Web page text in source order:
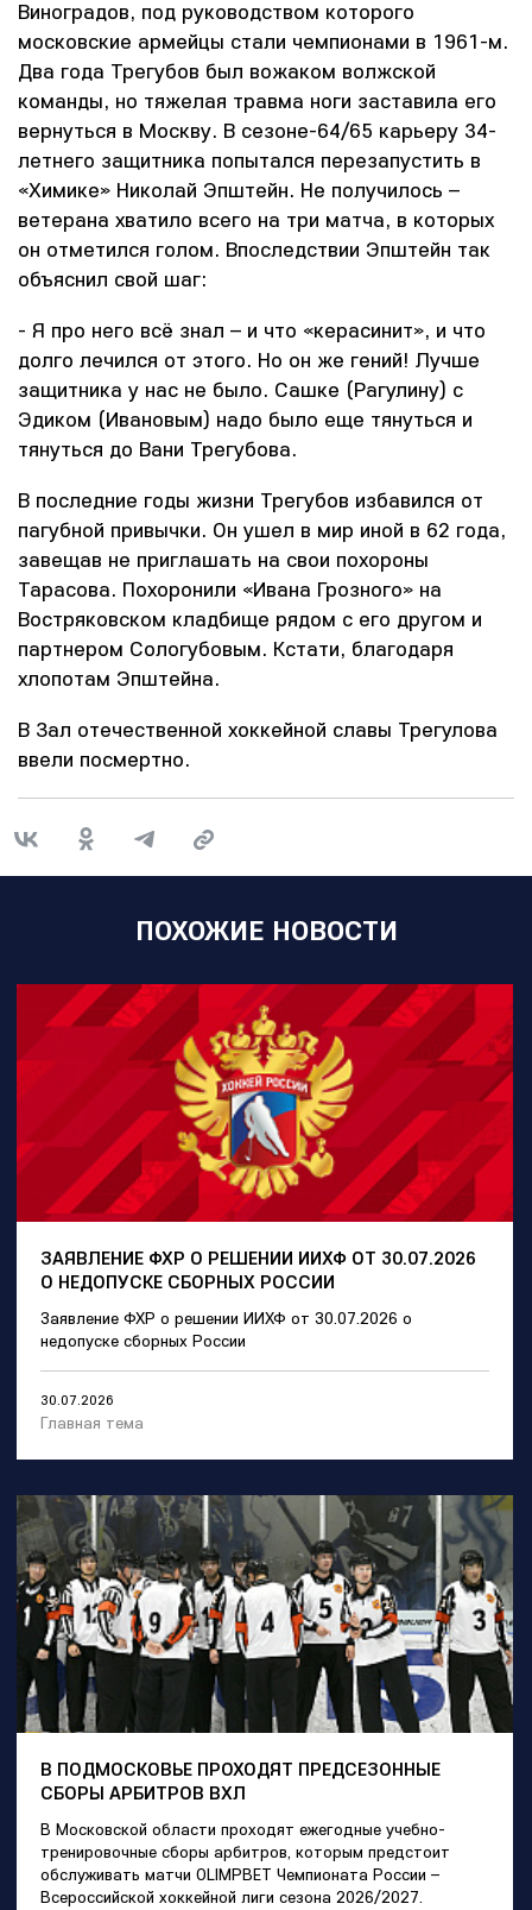
Виноградов, под руководством которого
московские армейцы стали чемпионами в 1961-м.
Два года Трегубов был вожаком волжской
команды, но тяжелая травма ноги заставила его
вернуться в Москву. В сезоне-64/65 карьеру 34-
летнего защитника попытался перезапустить в
«Химике» Николай Эпштейн. Не получилось –
ветерана хватило всего на три матча, в которых
он отметился голом. Впоследствии Эпштейн так
объяснил свой шаг:
- Я про него всё знал – и что «керасинит», и что
долго лечился от этого. Но он же гений! Лучше
защитника у нас не было. Сашке (Рагулину) с
Эдиком (Ивановым) надо было еще тянуться и
тянуться до Вани Трегубова.
В последние годы жизни Трегубов избавился от
пагубной привычки. Он ушел в мир иной в 62 года,
завещав не приглашать на свои похороны
Тарасова. Похоронили «Ивана Грозного» на
Востряковском кладбище рядом с его другом и
партнером Сологубовым. Кстати, благодаря
хлопотам Эпштейна.
В Зал отечественной хоккейной славы Трегулова
ввели посмертно.
ПОХОЖИЕ НОВОСТИ
ЗАЯВЛЕНИЕ ФХР О РЕШЕНИИ ИИХФ ОТ 30.07.2026
О НЕДОПУСКЕ СБОРНЫХ РОССИИ
Заявление ФХР о решении ИИХФ от 30.07.2026 о
недопуске сборных России
30.07.2026
Главная тема
В ПОДМОСКОВЬЕ ПРОХОДЯТ ПРЕДСЕЗОННЫЕ
СБОРЫ АРБИТРОВ ВХЛ
В Московской области проходят ежегодные учебно-
тренировочные сборы арбитров, которым предстоит
обслуживать матчи OLIMPBET Чемпионата России –
Всероссийской хоккейной лиги сезона 2026/2027.